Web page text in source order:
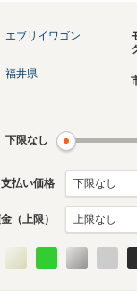
ブリイワゴンのカタログを
エブリイワゴン
福井県
下限なし
払い価格
（上限）